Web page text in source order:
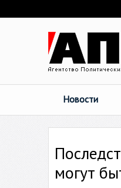
Новости
могут